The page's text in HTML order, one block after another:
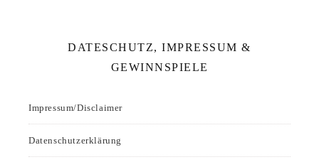
DATESCHUTZ, IMPRESSUM &
GEWINNSPIELE
Impressum/Disclaimer
Datenschutzerklärung